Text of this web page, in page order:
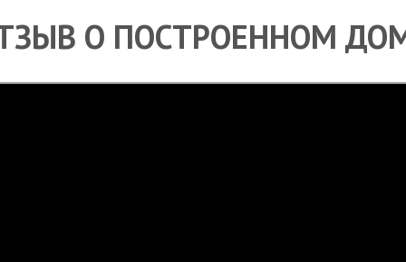
О ПОСТРОЕННОМ